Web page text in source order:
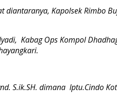
Kapolsek Rimbo
Kabag Ops Kompol
S.ik.SH. dimana Iptu.Cindo